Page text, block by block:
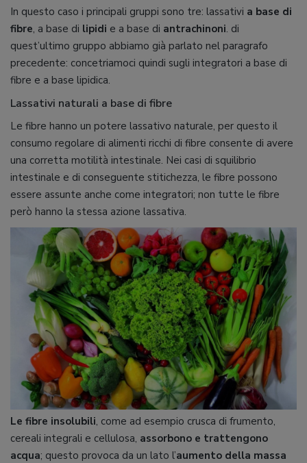
In questo caso i principali gruppi sono tre: lassativi a base di
fibre, a base di lipidi e a base di antrachinoni. di
quest’ultimo gruppo abbiamo già parlato nel paragrafo
precedente: concetriamoci quindi sugli integratori a base di
fibre e a base lipidica.
Lassativi naturali a base di fibre
Le fibre hanno un potere lassativo naturale, per questo il
consumo regolare di alimenti ricchi di fibre consente di avere
una corretta motilità intestinale. Nei casi di squilibrio
intestinale e di conseguente stitichezza, le fibre possono
essere assunte anche come integratori; non tutte le fibre
però hanno la stessa azione lassativa.
Le fibre insolubili, come ad esempio crusca di frumento,
cereali integrali e cellulosa, assorbono e trattengono
acqua; questo provoca da un lato l’aumento della massa